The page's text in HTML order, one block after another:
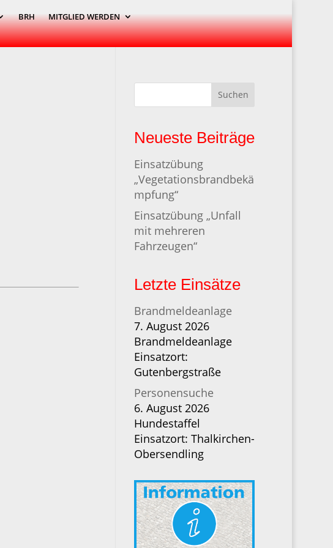
BRH
MITGLIED WERDEN
Suchen
Neueste Beiträge
Einsatzübung
„Vegetationsbrandbekä
mpfung“
Einsatzübung „Unfall
mit mehreren
Fahrzeugen“
Letzte Einsätze
Brandmeldeanlage
7. August 2026
Brandmeldeanlage
Einsatzort:
Gutenbergstraße
Personensuche
6. August 2026
Hundestaffel
Einsatzort: Thalkirchen-
Obersendling